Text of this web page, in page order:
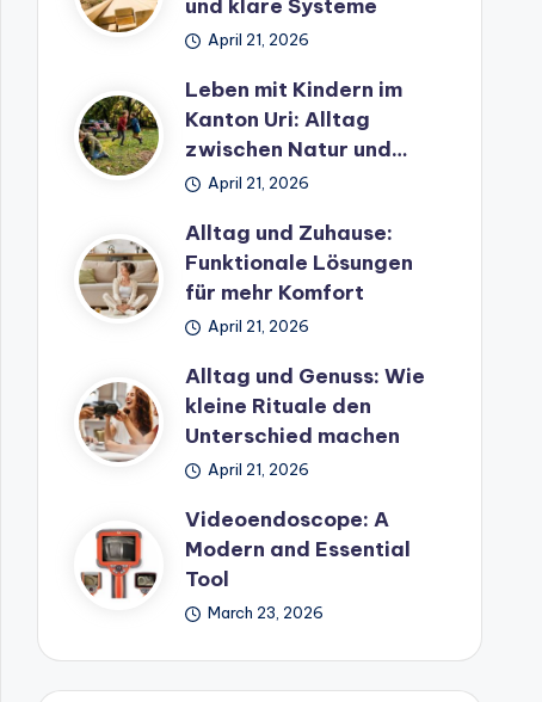
und klare Systeme
April 21, 2026
Leben mit Kindern im
Kanton Uri: Alltag
zwischen Natur und…
April 21, 2026
Alltag und Zuhause:
Funktionale Lösungen
für mehr Komfort
April 21, 2026
Alltag und Genuss: Wie
kleine Rituale den
Unterschied machen
April 21, 2026
Videoendoscope: A
Modern and Essential
Tool
March 23, 2026